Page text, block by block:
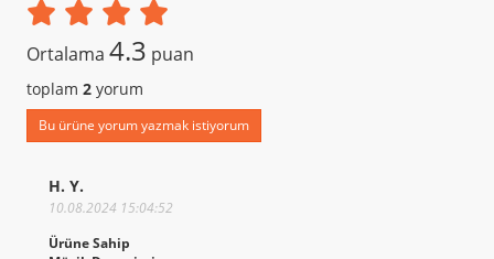
Ortalama 4.3 puan
toplam 2 yorum
Bu ürüne yorum yazmak istiyorum
H. Y.
10.08.2024 15:04:52
Ürüne Sahip